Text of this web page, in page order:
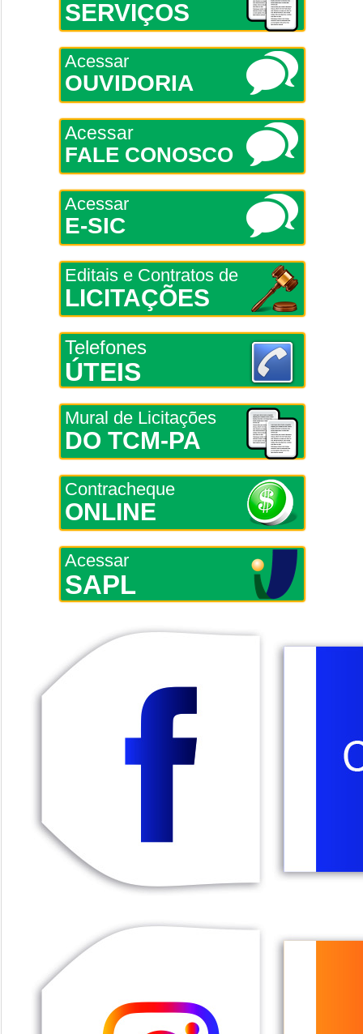
SERVIÇOS
Acessar
OUVIDORIA
Acessar
FALE CONOSCO
Acessar
E-SIC
Editais e Contratos de
LICITAÇÕES
Telefones
ÚTEIS
Mural de Licitações
DO TCM-PA
Contracheque
ONLINE
Acessar
SAPL